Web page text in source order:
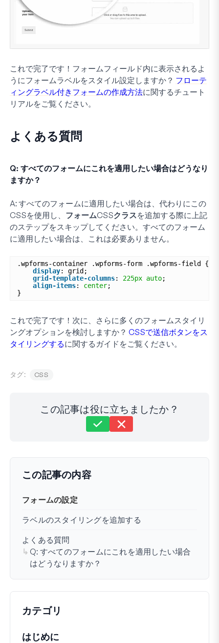
これで完了です！フォームフィールド内に表示されるよ
うにフォームラベルをスタイル設定しますか？ フローテ
ィングラベル付きフォームの作成方法に関するチュート
リアルをご覧ください。
よくある質問
Q: すべてのフォームにこれを適用したい場合はどうなり
ますか？
A: すべてのフォームに適用したい場合は、代わりにこの
CSSを使用し、 フォームCSSクラスを追加する際に上記
のステップをスキップしてください。すべてのフォーム
に適用したい場合は、これは必要ありません。
.wpforms-container .wpforms-form .wpforms-field {
display: grid;
grid-template-columns: 225px auto;
align-items: center;
}
これで完了です！次に、さらに多くのフォームスタイリ
ングオプションを検討しますか？ CSSで送信ボタンをス
タイリングするに関するガイドをご覧ください。
タグ: CSS
この記事は役に立ちましたか？
最終更新日：2024年12月09日
この記事の内容
フォームの設定
ラベルのスタイリングを追加する
よくある質問
Q: すべてのフォームにこれを適用したい場合
はどうなりますか？
カテゴリ
はじめに